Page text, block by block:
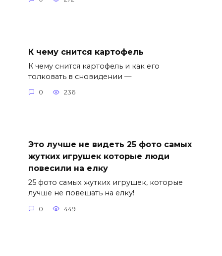
К чему снится картофель
К чему снится картофель и как его
толковать в сновидении —
0 236
Это лучше не видеть 25 фото самых
жутких игрушек которые люди
повесили на елку
25 фото самых жутких игрушек, которые
лучше не повешать на елку!
0 449